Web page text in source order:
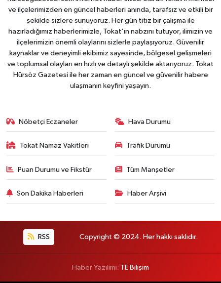
ve ilçelerimizden en güncel haberleri anında, tarafsız ve etkili bir
şekilde sizlere sunuyoruz. Her gün titiz bir çalışma ile
hazırladığımız haberlerimizle, Tokat'ın nabzını tutuyor, ilimizin ve
ilçelerimizin önemli olaylarını sizlerle paylaşıyoruz. Güvenilir
kaynaklar ve deneyimli ekibimiz sayesinde, bölgesel gelişmeleri
ve toplumsal olayları en hızlı ve detaylı şekilde aktarıyoruz. Tokat
Hürsöz Gazetesi ile her zaman en güncel ve güvenilir habere
ulaşmanın keyfini yaşayın.
Nöbetçi Eczaneler Hava Durumu
Tokat Namaz Vakitleri Trafik Durumu
Puan Durumu ve Fikstür Tüm Manşetler
Son Dakika Haberleri Haber Arşivi
RSS Copyright © 2024. Her hakkı saklıdır.
Haber Yazılımı: TE Bilişim